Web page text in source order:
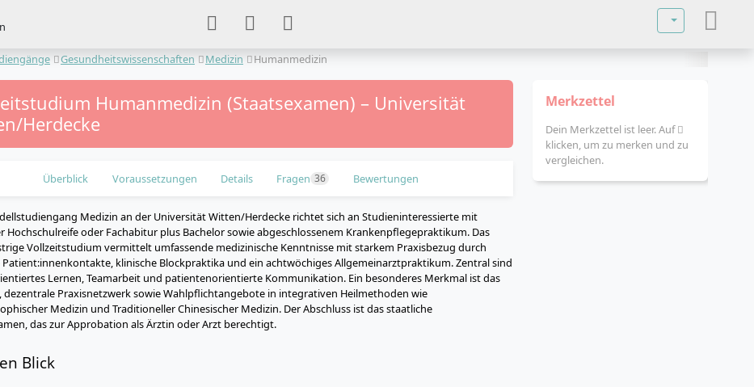
Sprache
Gesundheitswissenschaften Medizin Humanmedizin
Humanmedizin (Staatsexamen) – Universität
Herdecke
Überblick Voraussetzungen Details Fragen 36 Bewertungen
Medizin an der Universität Witten/Herdecke richtet sich an Studieninteressierte mit
Hochschulreife oder Fachabitur plus Bachelor sowie abgeschlossenem Krankenpflegepraktikum. Das
Vollzeitstudium vermittelt umfassende medizinische Kenntnisse mit starkem Praxisbezug durch
klinische Blockpraktika und ein achtwöchiges Allgemeinarztpraktikum. Zentral sind
Lernen, Teamarbeit und patientenorientierte Kommunikation. Ein besonderes Merkmal ist das
dezentrale Praxisnetzwerk sowie Wahlpflichtangebote in integrativen Heilmethoden wie
Medizin und Traditioneller Chinesischer Medizin. Der Abschluss ist das staatliche
das zur Approbation als Ärztin oder Arzt berechtigt.
Blick
Merkzettel
Dein Merkzettel ist leer. Auf
klicken, um zu merken und zu
vergleichen.